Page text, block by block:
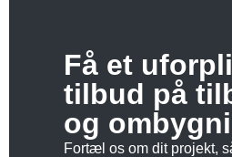
Få et
tilbud på
og
Fortæl os om dit projekt,